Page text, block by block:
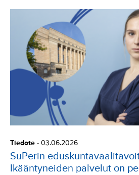
Tiedote - 03.06.2026
SuPerin
Ikääntyneiden palvelut on